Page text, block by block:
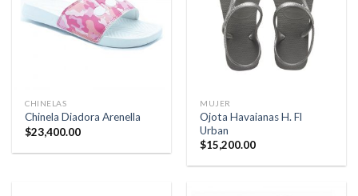
CHINELAS
Chinela Diadora Arenella
$23,400.00
MUJER
Ojota Havaianas H. Fl
Urban
$15,200.00